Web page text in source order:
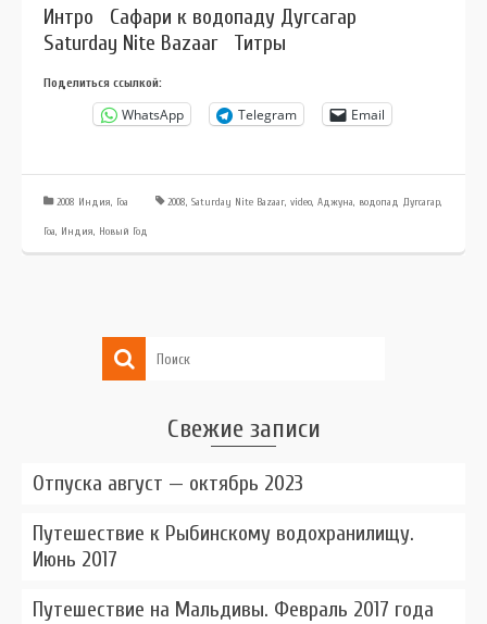
Интро Сафари к водопаду Дугсагар
Saturday Nite Bazaar Титры
Поделиться ссылкой:
WhatsApp Telegram Email
2008 Индия, Гоа 2008, Saturday Nite Bazaar, video, Аджуна, водопад Дугсагар,
Гоа, Индия, Новый Год
Свежие записи
Отпуска август — октябрь 2023
Путешествие к Рыбинскому водохранилищу.
Июнь 2017
Путешествие на Мальдивы. Февраль 2017 года